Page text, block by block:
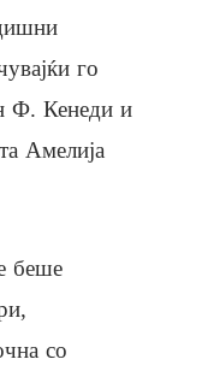
го
Ф. Кенеди и
Амелија
беше
со